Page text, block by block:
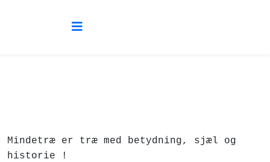
Mindetræ er træ med betydning, sjæl og
historie !